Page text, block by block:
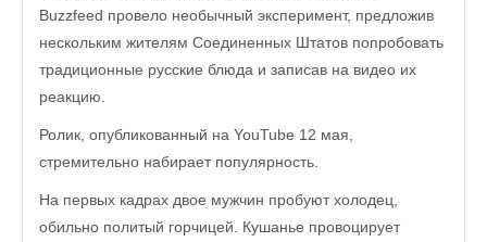
Курьезы
Видео
Buzzfeed провело необычный эксперимент, предложив
нескольким жителям Соединенных Штатов попробовать
традиционные русские блюда и записав на видео их
реакцию.
Ролик, опубликованный на YouTube 12 мая,
стремительно набирает популярность.
На первых кадрах двое мужчин пробуют холодец,
обильно политый горчицей. Кушанье провоцирует